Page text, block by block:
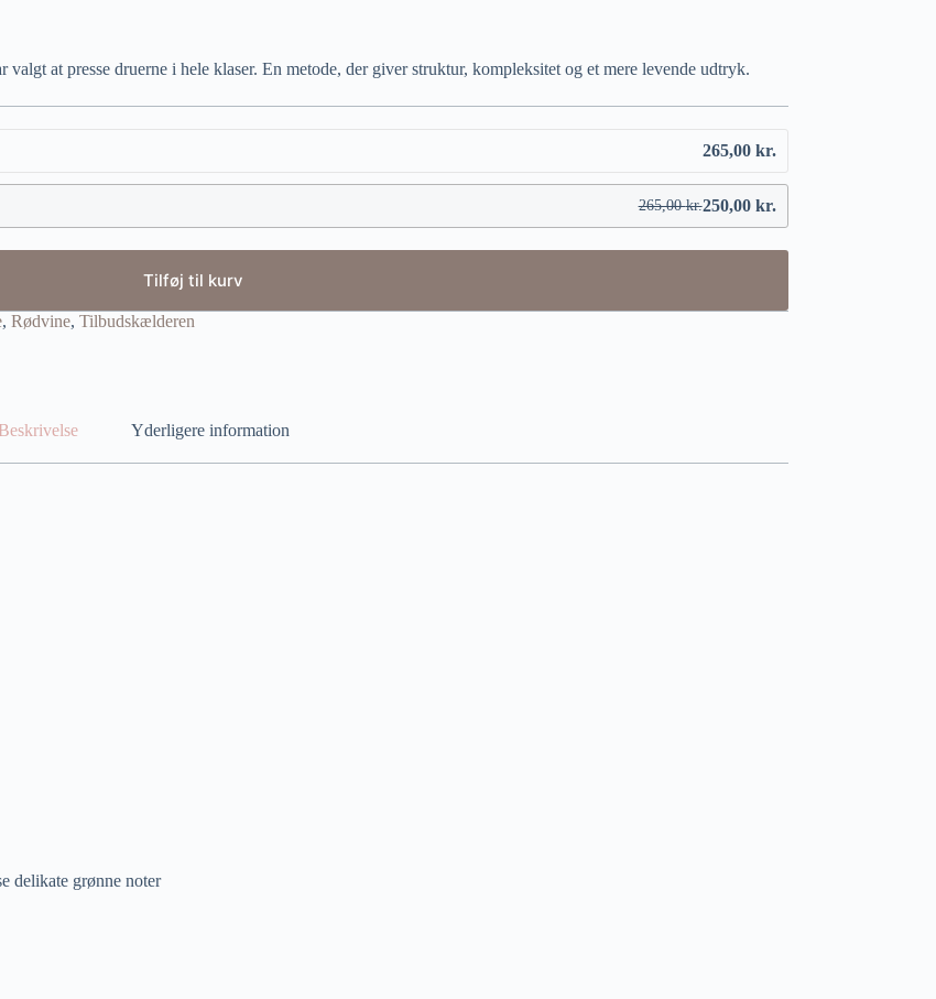
at presse druerne i hele klaser. En metode, der giver struktur, kompleksitet og et mere levende udtryk.
265,00 kr.
265,00kr.250,00 kr.
Tilføj til kurv
, Rødvine, Tilbudskælderen
Beskrivelse Yderligere information
delikate grønne noter